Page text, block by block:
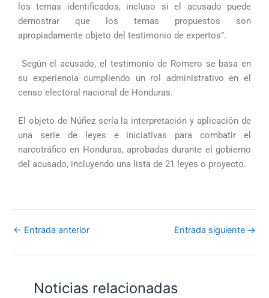
los temas identificados, incluso si el acusado puede
demostrar que los temas propuestos son
apropiadamente objeto del testimonio de expertos”.
Según el acusado, el testimonio de Romero se basa en
su experiencia cumpliendo un rol administrativo en el
censo electoral nacional de Honduras.
El objeto de Núñez sería la interpretación y aplicación de
una serie de leyes e iniciativas para combatir el
narcotráfico en Honduras, aprobadas durante el gobierno
del acusado, incluyendo una lista de 21 leyes o proyecto.
← Entrada anterior Entrada siguiente →
Noticias relacionadas